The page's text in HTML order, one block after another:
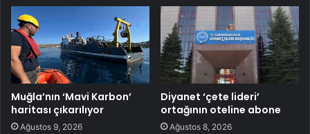
Muğla’nın ‘Mavi Karbon’
haritası çıkarılıyor
Ağustos 9, 2026
Diyanet ‘çete lideri’
ortağının oteline abone
Ağustos 8, 2026